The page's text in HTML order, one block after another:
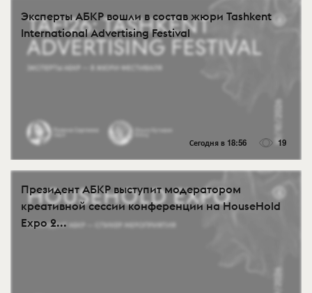
Эксперты АБКР вошли в состав жюри Tashkent
International Advertising Festival
Сегодня в 18:56 19
Президент АБКР выступит модератором
креативной сессии конференции на HouseHold
Expo 2...